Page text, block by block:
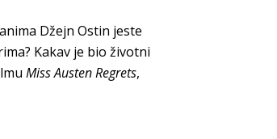
Džejn Ostin jeste
Kakav je bio životni
Miss Austen Regrets,